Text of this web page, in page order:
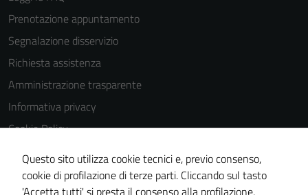
Prenotazione appuntamento
Segnalazione disservizio
Richiesta assistenza
Amministrazione trasparente
Informativa privacy
Cookie Policy
Note legali
Dichiarazione di accessibilità
Questo sito utilizza cookie tecnici e, previo consenso,
cookie di profilazione di terze parti. Cliccando sul tasto
'Accetta tutti' si presta il consenso alla profilazione,
disabilitati.
non raccolgono
informazioni
personali.